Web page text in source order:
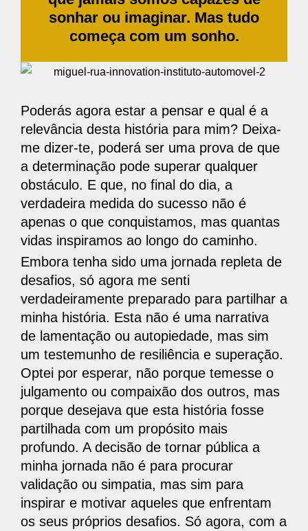
sonhar ou imaginar. Mas tudo
começa com um sonho.
Poderás agora estar a pensar e qual é a
relevância desta história para mim? Deixa-
me dizer-te, poderá ser uma prova de que
a determinação pode superar qualquer
obstáculo. E que, no final do dia, a
verdadeira medida do sucesso não é
apenas o que conquistamos, mas quantas
vidas inspiramos ao longo do caminho.
Embora tenha sido uma jornada repleta de
desafios, só agora me senti
verdadeiramente preparado para partilhar a
minha história. Esta não é uma narrativa
de lamentação ou autopiedade, mas sim
um testemunho de resiliência e superação.
Optei por esperar, não porque temesse o
julgamento ou compaixão dos outros, mas
porque desejava que esta história fosse
partilhada com um propósito mais
profundo. A decisão de tornar pública a
minha jornada não é para procurar
validação ou simpatia, mas sim para
inspirar e motivar aqueles que enfrentam
os seus próprios desafios. Só agora, com a